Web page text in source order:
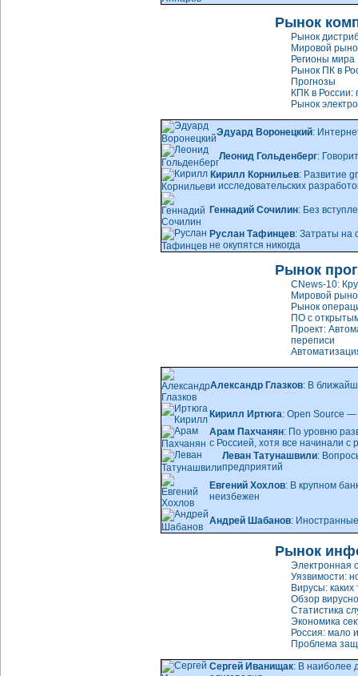
Рынок
Рынок
Мировой
Регионы мира
Рынок ПК в
Прогнозы
КПК в России:
Рынок
Эдуард Воронецкий:
Леонид Гольденберг:
Кирилл Корнильев: Развитие
и исследовательских
Геннадий Сочилин: Без
Руслан Тафинцев: Затраты на
не окупятся никогда
Рынок
CNews-10:
Мировой
Рынок
ПО с
Проект:
переписи
Александр Глазков: В
Кирилл Иртюга: Open Source —
Арам Пахчанян: По уровню
с Россией, хотя все начинали с
Леван Татунашвили:
предприятий
Евгений Хохлов: В крупном
неизбежен
Андрей Шабанов:
Рынок
Электронная
Уязвимости:
Вирусы:
Обзор
Статистика
Экономика
Россия: мало
Проблема
Сергей Иванищак: В наиболее